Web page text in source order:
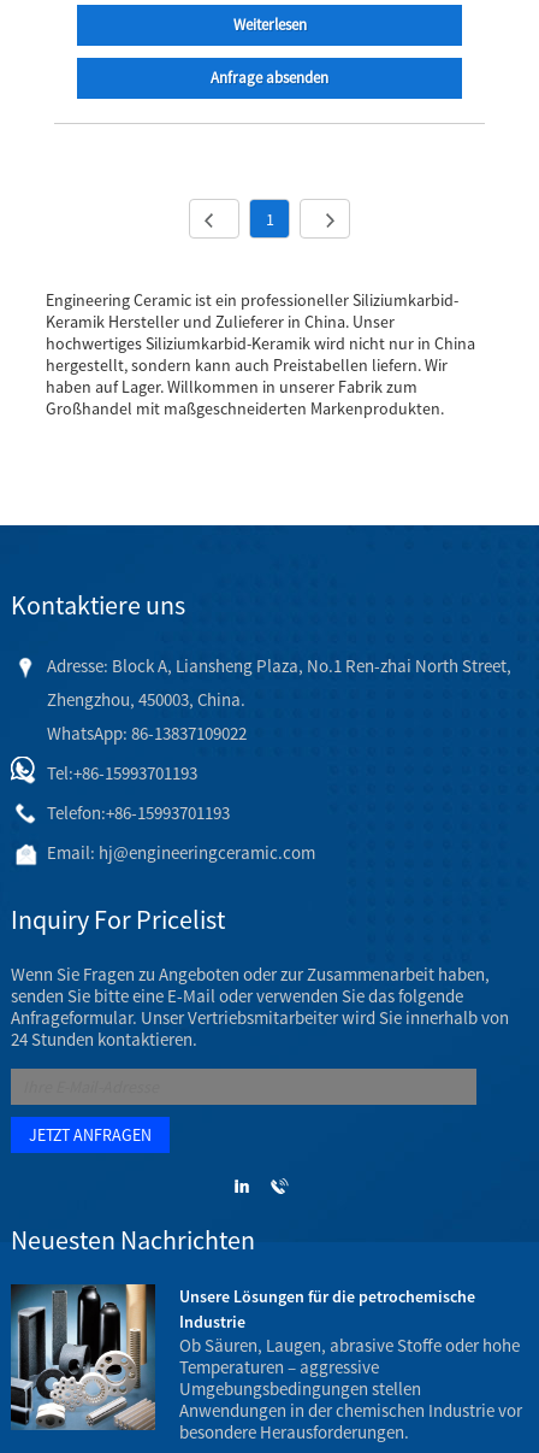
Weiterlesen
Anfrage absenden
1
Engineering Ceramic ist ein professioneller Siliziumkarbid-
Keramik Hersteller und Zulieferer in China. Unser
hochwertiges Siliziumkarbid-Keramik wird nicht nur in China
hergestellt, sondern kann auch Preistabellen liefern. Wir
haben auf Lager. Willkommen in unserer Fabrik zum
Großhandel mit maßgeschneiderten Markenprodukten.
Kontaktiere uns
Adresse: Block A, Liansheng Plaza, No.1 Ren-zhai North Street,
Zhengzhou, 450003, China.
WhatsApp: 86-13837109022
Tel:+86-15993701193
Telefon:+86-15993701193
Email: hj@engineeringceramic.com
Inquiry For Pricelist
Wenn Sie Fragen zu Angeboten oder zur Zusammenarbeit haben,
senden Sie bitte eine E-Mail oder verwenden Sie das folgende
Anfrageformular. Unser Vertriebsmitarbeiter wird Sie innerhalb von
24 Stunden kontaktieren.
Neuesten Nachrichten
Unsere Lösungen für die petrochemische
Industrie
Ob Säuren, Laugen, abrasive Stoffe oder hohe
Temperaturen – aggressive
Umgebungsbedingungen stellen
Anwendungen in der chemischen Industrie vor
besondere Herausforderungen.